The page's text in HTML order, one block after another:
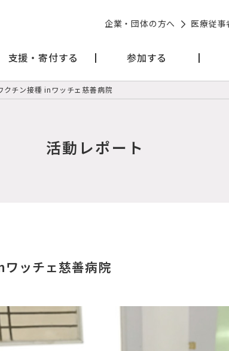
企業・団体の方へ 医療従事
支援・寄付する 参加する
クチン接種 inワッチェ慈善病院
活動レポート
ッチェ慈善病院